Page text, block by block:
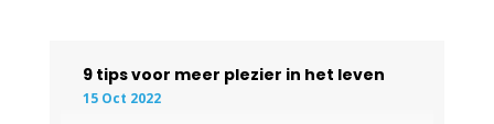
9 tips voor meer plezier in het leven
15 Oct 2022